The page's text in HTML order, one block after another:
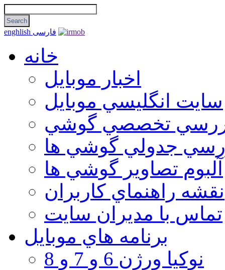
enghlish فارسی
خانه
اخبار موبایل
سايت انگليسي موبايل
تخصصي گوشي
جدولي گوشي ها
آلبوم تصاوير گوشي ها
نقشه راهنماي كاربران
تماس با مديران سايت
برنامه هاي موبايل
نوکیا ورژن 6 و 7 و 8